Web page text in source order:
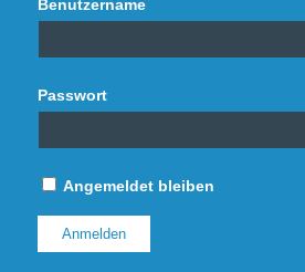
Benutzername
Passwort
Angemeldet bleiben